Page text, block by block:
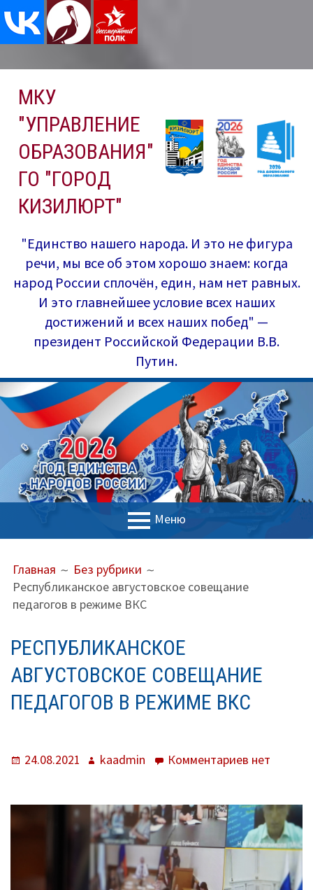
содержимому
МКУ
"УПРАВЛЕНИЕ
ОБРАЗОВАНИЯ"
ГО "ГОРОД
КИЗИЛЮРТ"
"Единство нашего народа. И это не фигура
речи, мы все об этом хорошо знаем: когда
народ России сплочён, един, нам нет равных.
И это главнейшее условие всех наших
достижений и всех наших побед" —
президент Российской Федерации В.В.
Путин.
Меню
МЕНЮ
Управление образования
О нас
Система образования
Контроль исполнения
Постановления
Распоряжения
Приказы
НА
САЙТЕ
КРОШКИ)
Главная
Без рубрики
Республиканское августовское совещание
педагогов в режиме ВКС
РЕСПУБЛИКАНСКОЕ
АВГУСТОВСКОЕ СОВЕЩАНИЕ
ПЕДАГОГОВ В РЕЖИМЕ ВКС
Опубликовано
24.08.2021 Автор
kaadmin Комментариев к
совещание
педагогов
режиме
нет